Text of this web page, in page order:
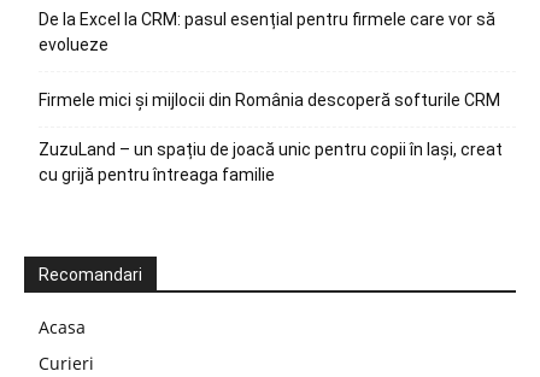
De la Excel la CRM: pasul esențial pentru firmele care vor să
evolueze
Firmele mici și mijlocii din România descoperă softurile CRM
ZuzuLand – un spațiu de joacă unic pentru copii în Iași, creat
cu grijă pentru întreaga familie
Recomandari
Acasa
Curieri